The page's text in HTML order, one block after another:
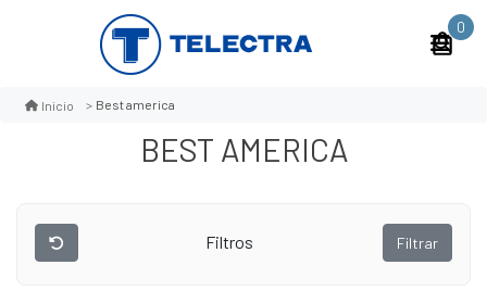
0
Inicio Best america
BEST AMERICA
Filtros Filtrar